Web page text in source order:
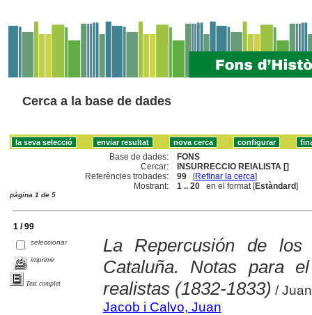
Cerca a la base de dades
Base de dades:
FONS
Cercar:
INSURRECCIO REIALISTA []
Referències trobades:
99 [Refinar la cerca]
Mostrant:
1 .. 20 en el format [Estàndard]
pàgina 1 de 5
1 / 99
seleccionar
imprimir
Text complet
La Repercusión de
Cataluña. Notas para
realistas (1832-1833) /
Jacob i Calvo, Juan